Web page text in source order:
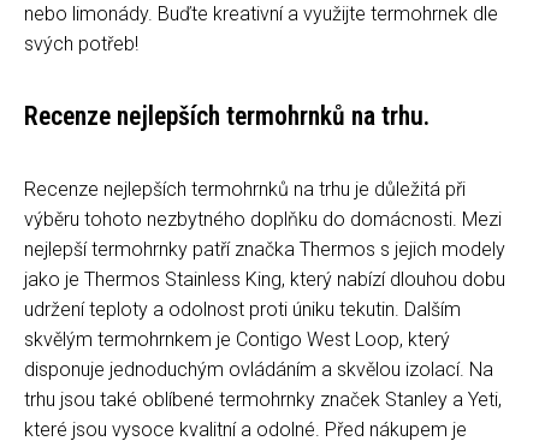
nebo limonády. Buďte kreativní a využijte termohrnek dle
svých potřeb!
Recenze nejlepších termohrnků na trhu.
Recenze nejlepších termohrnků na trhu je důležitá při
výběru tohoto nezbytného doplňku do domácnosti. Mezi
nejlepší termohrnky patří značka Thermos s jejich modely
jako je Thermos Stainless King, který nabízí dlouhou dobu
udržení teploty a odolnost proti úniku tekutin. Dalším
skvělým termohrnkem je Contigo West Loop, který
disponuje jednoduchým ovládáním a skvělou izolací. Na
trhu jsou také oblíbené termohrnky značek Stanley a Yeti,
které jsou vysoce kvalitní a odolné. Před nákupem je